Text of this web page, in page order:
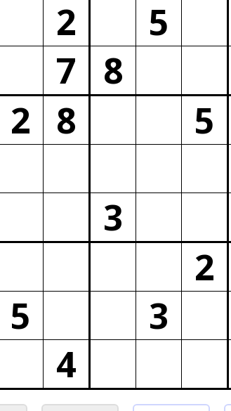
2
5
7
8
2 8 5
3
2
5
3
4